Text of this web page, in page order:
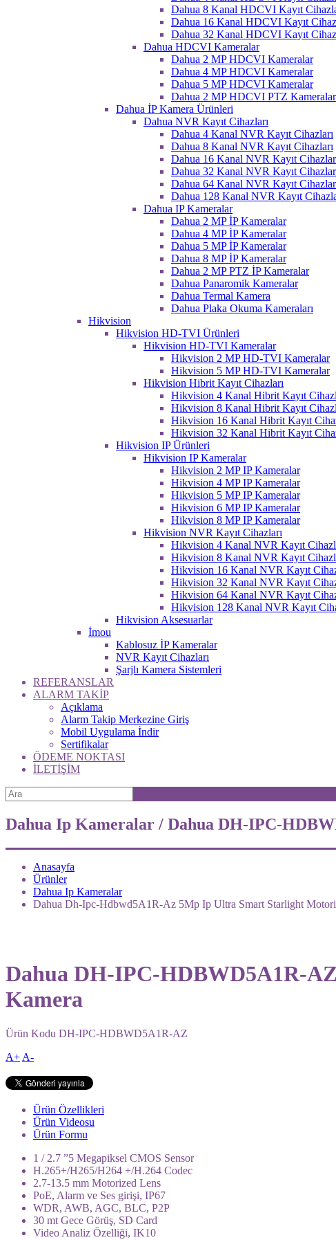
Dahua 8 Kanal HDCVI Kayıt
Dahua 16 Kanal HDCVI Kayıt
Dahua 32 Kanal HDCVI Kayıt
Dahua HDCVI Kameralar
Dahua 2 MP HDCVI Kameralar
Dahua 4 MP HDCVI Kameralar
Dahua 5 MP HDCVI Kameralar
Dahua 2 MP HDCVI PTZ Kameralar
Dahua İP Kamera Ürünleri
Dahua NVR Kayıt Cihazları
Dahua 4 Kanal NVR Kayıt Cihazları
Dahua 8 Kanal NVR Kayıt Cihazları
Dahua 16 Kanal NVR Kayıt
Dahua 32 Kanal NVR Kayıt
Dahua 64 Kanal NVR Kayıt
Dahua 128 Kanal NVR Kayıt
Dahua IP Kameralar
Dahua 2 MP İP Kameralar
Dahua 4 MP İP Kameralar
Dahua 5 MP İP Kameralar
Dahua 8 MP İP Kameralar
Dahua 2 MP PTZ İP Kameralar
Dahua Panaromik Kameralar
Dahua Termal Kamera
Dahua Plaka Okuma Kameraları
Hikvision
Hikvision HD-TVI Ürünleri
Hikvision HD-TVI Kameralar
Hikvision 2 MP HD-TVI Kameralar
Hikvision 5 MP HD-TVI Kameralar
Hikvision Hibrit Kayıt Cihazları
Hikvision 4 Kanal Hibrit Kayıt
Hikvision 8 Kanal Hibrit Kayıt
Hikvision 16 Kanal Hibrit Kayıt
Hikvision 32 Kanal Hibrit Kayıt
Hikvision IP Ürünleri
Hikvision IP Kameralar
Hikvision 2 MP IP Kameralar
Hikvision 4 MP IP Kameralar
Hikvision 5 MP IP Kameralar
Hikvision 6 MP IP Kameralar
Hikvision 8 MP IP Kameralar
Hikvision NVR Kayıt Cihazları
Hikvision 4 Kanal NVR Kayıt
Hikvision 8 Kanal NVR Kayıt
Hikvision 16 Kanal NVR Kayıt
Hikvision 32 Kanal NVR Kayıt
Hikvision 64 Kanal NVR Kayıt
Hikvision 128 Kanal NVR Kayıt
Hikvision Aksesuarlar
İmou
Kablosuz İP Kameralar
NVR Kayıt Cihazları
Şarjlı Kamera Sistemleri
REFERANSLAR
ALARM TAKİP
Açıklama
Alarm Takip Merkezine Giriş
Mobil Uygulama İndir
Sertifikalar
ÖDEME NOKTASI
İLETİŞİM
Dahua Ip Kameralar / Dahua DH-IPC-
Anasayfa
Ürünler
Dahua Ip Kameralar
Dahua Dh-Ipc-Hdbwd5A1R-Az 5Mp Ip Ultra Smart Starlight
Dahua DH-IPC-HDBWD5A1R-
Kamera
Ürün Kodu DH-IPC-HDBWD5A1R-AZ
A+ A-
Ürün Özellikleri
Ürün Videosu
Ürün Formu
1 / 2.7 ”5 Megapiksel CMOS Sensor
H.265+/H265/H264 +/H.264 Codec
2.7-13.5 mm Motorized Lens
PoE, Alarm ve Ses girişi, IP67
WDR, AWB, AGC, BLC, P2P
30 mt Gece Görüş, SD Card
Video Analiz Özelliği, IK10